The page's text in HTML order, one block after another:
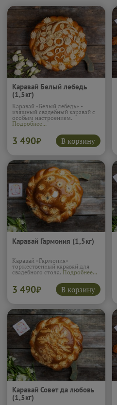
Каравай Белый лебедь
(1,5кг)
Каравай «Белый лебедь» -
изящный свадебный каравай с
особым настроением.
Подробнее...
3 490₽ В корзину
Каравай Гармония (1,5кг)
Каравай «Гармония» -
торжественный каравай для
свадебного стола. Подробнее...
3 490₽ В корзину
Каравай Совет да любовь
(1,5кг)